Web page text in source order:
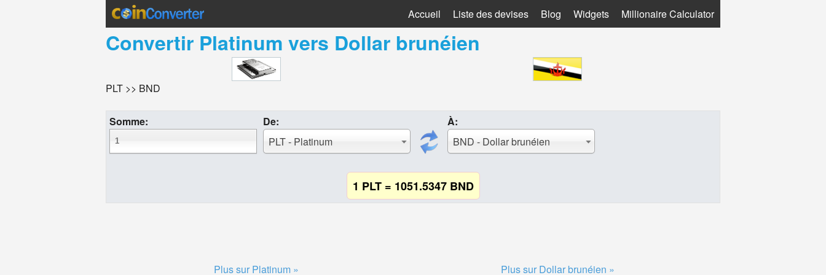
Accueil Liste des devises Blog Widgets Millionaire Calculator
Convertir Platinum vers Dollar brunéien
PLT >> BND
Somme:
De:
PLT - Platinum
À:
BND - Dollar brunéien
1 PLT = 1051.5347 BND
Plus sur Platinum » Plus sur Dollar brunéien »